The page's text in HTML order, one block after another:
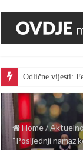
Odlične vijesti:
Home/
“Posljednji namaz